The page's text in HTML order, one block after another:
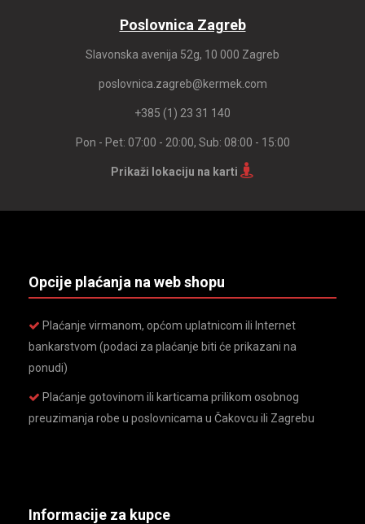
Poslovnica Zagreb
Slavonska avenija 52g, 10 000 Zagreb
poslovnica.zagreb@kermek.com
+385 (1) 23 31 140
Pon - Pet: 07:00 - 20:00, Sub: 08:00 - 15:00
Prikaži lokaciju na karti
Opcije plaćanja na web shopu
Plaćanje virmanom, općom uplatnicom ili Internet
bankarstvom (podaci za plaćanje biti će prikazani na
ponudi)
Plaćanje gotovinom ili karticama prilikom osobnog
preuzimanja robe u poslovnicama u Čakovcu ili Zagrebu
Informacije za kupce